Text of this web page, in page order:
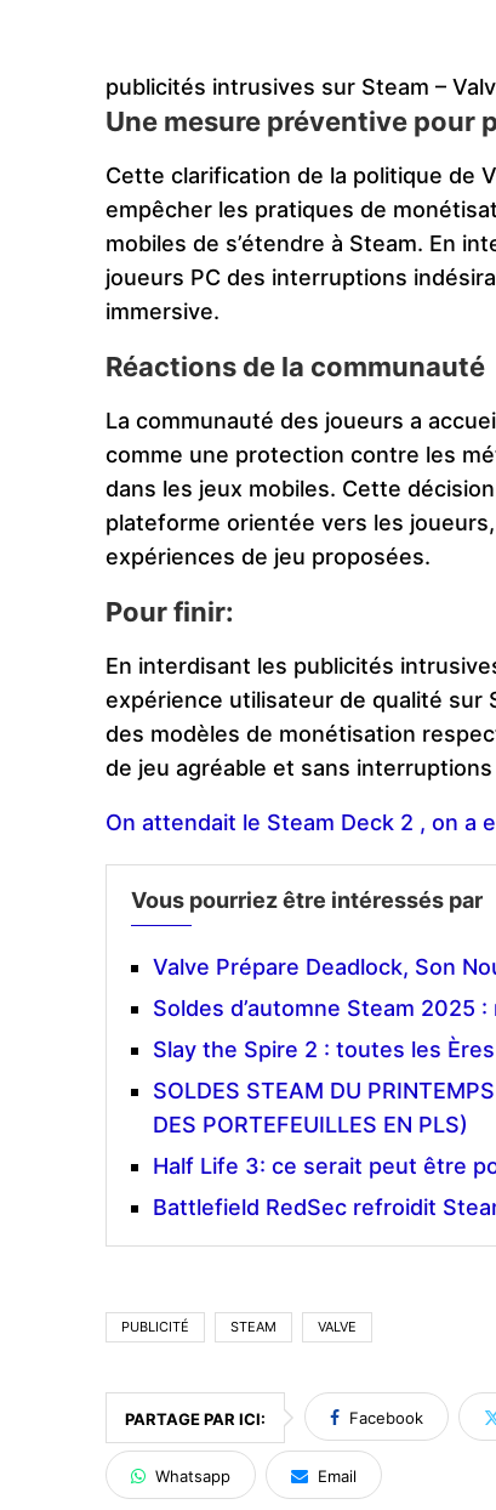
publicités intrusives sur Steam –
Une mesure préventive pour
Cette clarification de la politique de
empêcher les pratiques de
mobiles de s’étendre à Steam. En
joueurs PC des interruptions
immersive.
Réactions de la communauté
La communauté des joueurs a
comme une protection contre les
dans les jeux mobiles. Cette
plateforme orientée vers les
expériences de jeu proposées.
Pour finir:
En interdisant les publicités
expérience utilisateur de qualité sur
des modèles de monétisation
de jeu agréable et sans
On attendait le Steam Deck 2 , on a
Vous pourriez être intéressés par
Valve Prépare Deadlock, Son
Soldes d’automne Steam
Slay the Spire 2 : toutes les
SOLDES STEAM DU
DES PORTEFEUILLES EN PLS)
Half Life 3: ce serait peut être
Battlefield RedSec refroidit
PUBLICITÉ STEAM VALVE
PARTAGE PAR ICI: Facebook
Whatsapp Email